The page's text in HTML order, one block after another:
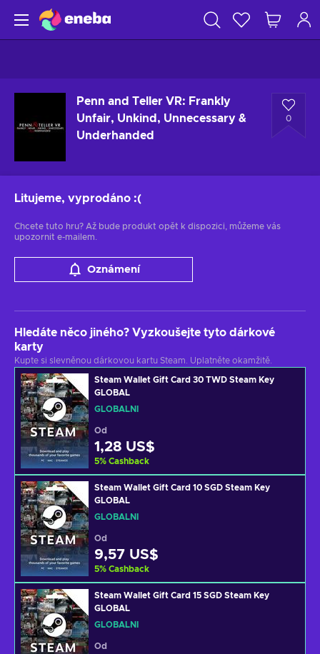
Penn and Teller VR: Frankly
Unfair, Unkind, Unnecessary &
Underhanded
0
Litujeme, vyprodáno :(
Chcete tuto hru? Až bude produkt opět k dispozici, můžeme vás
upozornit e-mailem.
Oznámení
Hledáte něco jiného? Vyzkoušejte tyto dárkové
karty
Kupte si slevněnou dárkovou kartu Steam. Uplatněte okamžitě.
Steam Wallet Gift Card 30 TWD Steam Key
GLOBAL
GLOBÁLNÍ
Od
1,28 US$
5% Cashback
Steam Wallet Gift Card 10 SGD Steam Key
GLOBAL
GLOBÁLNÍ
Od
9,57 US$
5% Cashback
Steam Wallet Gift Card 15 SGD Steam Key
GLOBAL
GLOBÁLNÍ
Od